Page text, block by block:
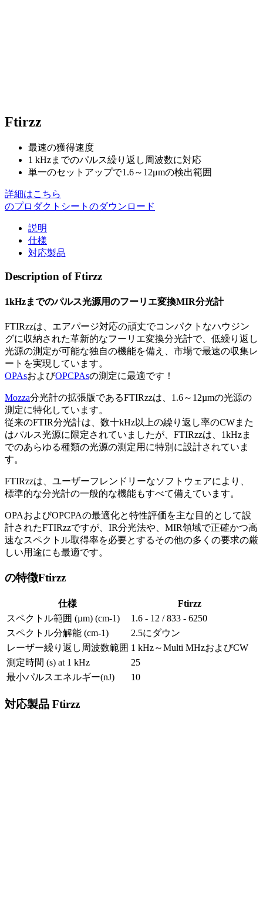
Ftirzz
最速の獲得速度
1 kHzまでのパルス繰り返し周波数に対応
単一のセットアップで1.6～12μmの検出範囲
詳細はこちら
のプロダクトシートのダウンロード
説明
仕様
対応製品
Description of Ftirzz
1kHzまでのパルス光源用のフーリエ変換MIR分光計
FTIRzzは、エアパージ対応の頑丈でコンパクトなハウジン
グに収納された革新的なフーリエ変換分光計で、低繰り返し
光源の測定が可能な独自の機能を備え、市場で最速の収集レ
ートを実現しています。
OPAsおよびOPCPAsの測定に最適です！
Mozza分光計の拡張版であるFTIRzzは、1.6～12µmの光源の
測定に特化しています。
従来のFTIR分光計は、数十kHz以上の繰り返し率のCWまた
はパルス光源に限定されていましたが、FTIRzzは、1kHzま
でのあらゆる種類の光源の測定用に特別に設計されていま
す。
FTIRzzは、ユーザーフレンドリーなソフトウェアにより、
標準的な分光計の一般的な機能もすべて備えています。
OPAおよびOPCPAの最適化と特性評価を主な目的として設
計されたFTIRzzですが、IR分光法や、MIR領域で正確かつ高
速なスペクトル取得率を必要とするその他の多くの要求の厳
しい用途にも最適です。
の特徴Ftirzz
仕様
Ftirzz
スペクトル範囲 (µm) (cm-1)
1.6 - 12 / 833 - 6250
スペクトル分解能 (cm-1)
2.5にダウン
レーザー繰り返し周波数範囲 1 kHz～Multi MHzおよびCW
測定時間 (s) at 1 kHz
25
最小パルスエネルギー(nJ)
10
対応製品 Ftirzz